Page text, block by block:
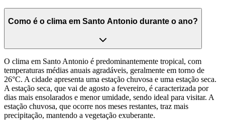
Como é o clima em Santo Antonio durante o ano?
O clima em Santo Antonio é predominantemente tropical, com
temperaturas médias anuais agradáveis, geralmente em torno de
26°C. A cidade apresenta uma estação chuvosa e uma estação seca.
A estação seca, que vai de agosto a fevereiro, é caracterizada por
dias mais ensolarados e menor umidade, sendo ideal para visitar. A
estação chuvosa, que ocorre nos meses restantes, traz mais
precipitação, mantendo a vegetação exuberante.